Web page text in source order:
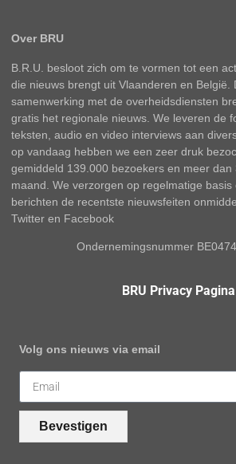
Over BRU
B.R.U. besloot zich om te vormen tot een
die nieuws brengt uit Vlaanderen en België.
samenwerking met de overheidsdiensten
gratis het regionale nieuws. We leveren de
teksten, audio en video interviews aan
op vandaag hebben we een zeer druk
gemiddeld 139.000 bezoekers en meer
maand. We verzorgen op regelmatige basis
berichten de recentste nieuwsfeiten
Twitter en Facebook
Ondernemingsnummer
BRU Privacy Pagina
Volg ons nieuws via email
Bevestigen